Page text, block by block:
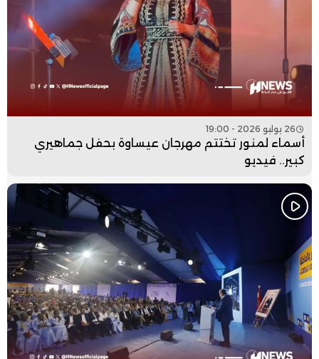
26 يوليو 2026 - 19:00
أسماء لمنور تختتم مهرجان عيساوة بحفل جماهيري
كبير.. فيديو